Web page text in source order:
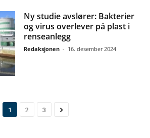
Ny studie avslører: Bakterier
og virus overlever på plast i
renseanlegg
Redaksjonen - 16. desember 2024
1 2 3